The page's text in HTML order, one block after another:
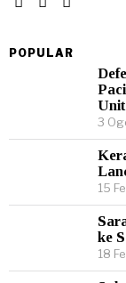
POPULAR
3
15
ke
18